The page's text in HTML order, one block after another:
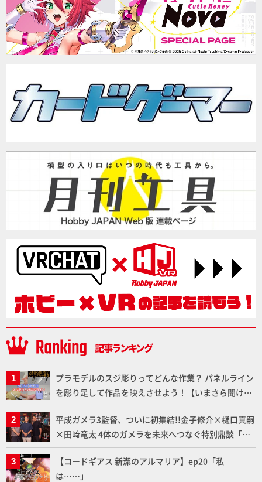
プラモデルのスジ彫りってどんな作業？ パネルライン
を彫り足して作品を映えさせよう！【いまさら聞けな
いプラモデルの基礎：スジ彫りとパネルライン】
平成ガメラ3監督、ついに初集結!!金子修介×樋口真嗣
×田﨑竜太 4体のガメラを未来へつなぐ特別鼎談「ガ
メラ永久保存化プロジェクト FINAL」
【コードギアス 新潔のアルマリア】ep20「私
は……」